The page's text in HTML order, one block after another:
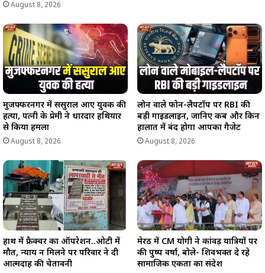
August 8, 2026
मुजफ्फरनगर में ससुराल आए युवक की
हत्या, पत्नी के प्रेमी ने धारदार हथियार
से किया हमला
August 8, 2026
लोन वाले फोन-लैपटॉप पर RBI की
बड़ी गाइडलाइन, जानिए कब और किन
हालात में बंद होगा आपका गैजेट
August 8, 2026
हाथ में फ्रैक्चर का ऑपरेशन..ओटी में
मौत, न्याय न मिलने पर परिवार ने दी
आत्मदाह की चेतावनी
मेरठ में CM योगी ने कांवड़ यात्रियों पर
की पुष्प वर्षा, बोले- शिवभक्त दे रहे
सामाजिक एकता का संदेश